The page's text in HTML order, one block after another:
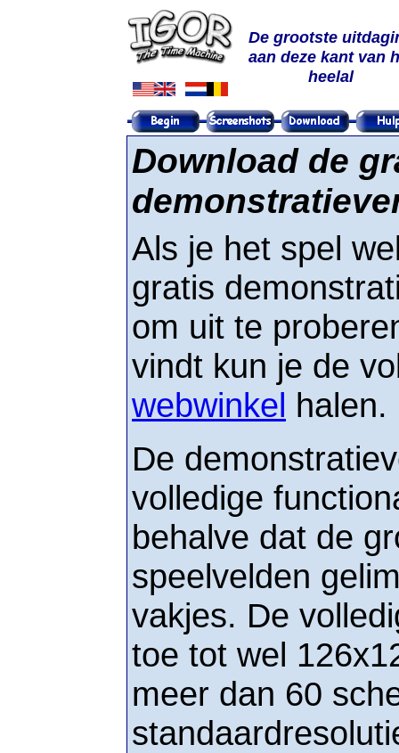
De grootste
aan deze kant van
heelal
Download de
Als je het spel
gratis
om uit te
vindt kun je de
webwinkel halen.
De
volledige
behalve dat de
speelvelden
vakjes. De
toe tot wel
meer dan 60